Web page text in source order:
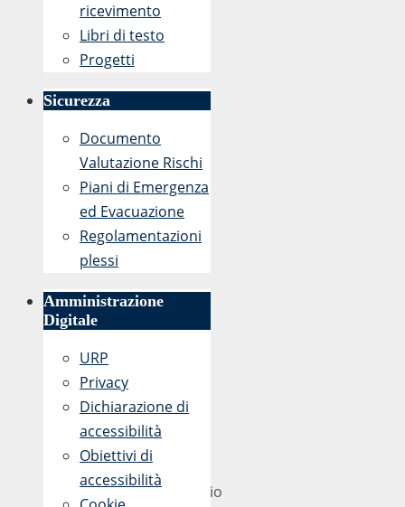
Reggio
ricevimento
Libri di testo
Progetti
Sicurezza
Documento
Valutazione Rischi
Piani di Emergenza
ed Evacuazione
Regolamentazioni
plessi
Amministrazione
Digitale
URP
Privacy
Dichiarazione di
accessibilità
Obiettivi di
accessibilità